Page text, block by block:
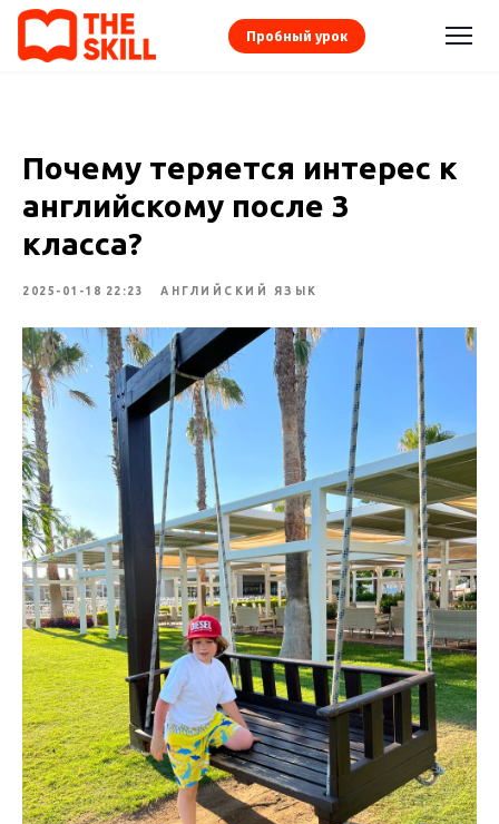
Пробный урок
Почему теряется интерес к
английскому после 3
класса?
2025-01-18 22:23 АНГЛИЙСКИЙ ЯЗЫК